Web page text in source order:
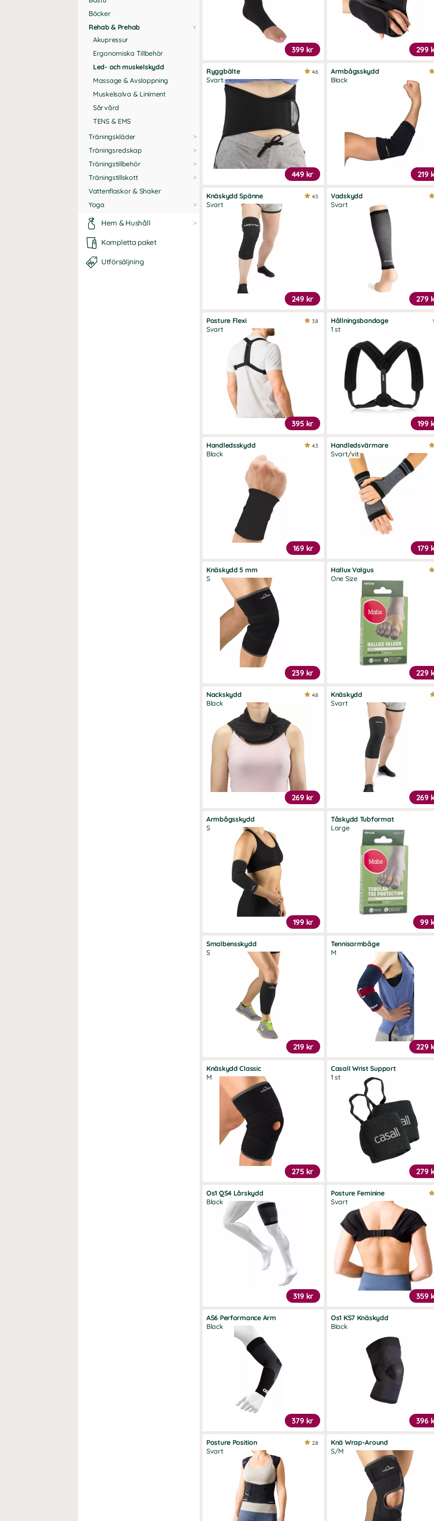
Böcker
Rehab & Prehab
Akupressur
Ergonomiska Tillbehör
Led- och muskelskydd
Massage & Avslappning
Muskelsalva & Liniment
Sårvård
TENS & EMS
Träningskläder
Träningsredskap
Träningstillbehör
Träningstillskott
Vattenflaskor & Shaker
Yoga
Hem & Hushåll
Kompletta paket
Utförsäljning
fötter och vrister.
399 kr 299
Ryggbälte
Svart
449 kr
4.6
Armbågsskydd
Black
219
Knäskydd Spänne
Svart
249 kr
4.5
Vadskydd
Svart
279
Posture Flexi
Svart
395 kr
3.8
Hållningsbandage
1 st
199
Handledsskydd
Black
169 kr
4.3
Handledsvärmare
Svart/vit
179
Knäskydd 5 mm
S
239 kr
Hallux Valgus
One Size
229
Nackskydd
Black
269 kr
4.8
Knäskydd
Svart
269
Armbågsskydd
S
199 kr
Tåskydd Tubformat
Large
99
Smalbensskydd
S
219 kr
Tennisarmbåge
M
229
Knäskydd Classic
M
275 kr
Casall Wrist Support
1 st
279
Os1 QS4 Lårskydd
Black
319 kr
Posture Feminine
Svart
359
AS6 Performance Arm
Black
379 kr
Os1 KS7 Knäskydd
Black
396
Posture Position
Svart
2.8
Knä Wrap-Around
S/M